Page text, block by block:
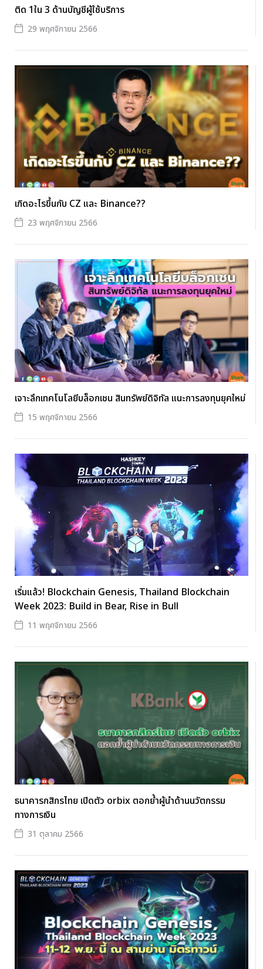
ติด 1ใน 3 ด้านบัญชีผู้ใช้บริการ
29 พฤศจิกายน 2566
เกิดอะไรขึ้นกับ CZ และ Binance??
23 พฤศจิกายน 2566
เจาะลึกเทคโนโลยีบล็อกเชน สินทรัพย์ดิจิทัล แนะการลงทุนยุคใหม่
15 พฤศจิกายน 2566
เริ่มแล้ว! Blockchain Genesis, Thailand Blockchain
Week 2023: Build in Bear, Rise in Bull
11 พฤศจิกายน 2566
ธนาคารกสิกรไทย เปิดตัว orbix ตอกย้ำผู้นำด้านนวัตกรรม
ทางการเงิน
31 ตุลาคม 2566